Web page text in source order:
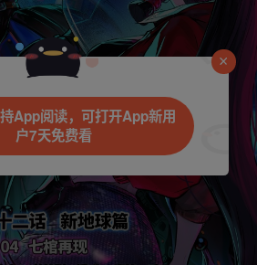
App阅读，可打开App新用
户7天免费看
往腾漫App继续阅读
立即前往